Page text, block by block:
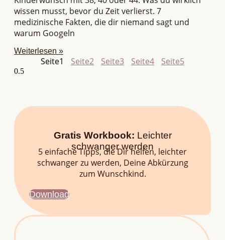
wissen musst, bevor du Zeit verlierst. 7
medizinische Fakten, die dir niemand sagt und
warum Googeln
Weiterlesen »
Seite1 Seite2 Seite3 Seite4 Seite5
Gratis Workbook: Leichter
schwanger werden
5 einfache Tipps, die Dir helfen, leichter
schwanger zu werden, Deine Abkürzung
zum Wunschkind.
Download